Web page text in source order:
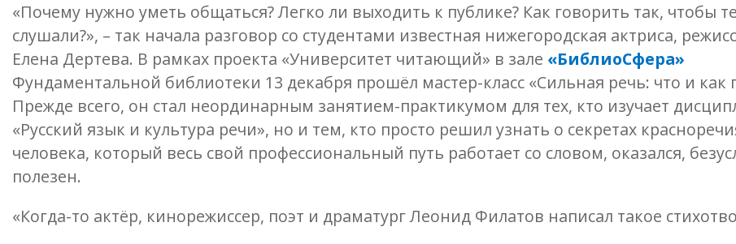
«Почему нужно уметь общаться? Легко ли выходить к публике? Как говорить так, чтобы
слушали?», – так начала разговор со студентами известная нижегородская актриса,
Елена Дертева. В рамках проекта «Университет читающий» в зале «БиблиоСфера»
Фундаментальной библиотеки 13 декабря прошёл мастер-класс «Сильная речь: что и как
Прежде всего, он стал неординарным занятием-практикумом для тех, кто изучает
«Русский язык и культура речи», но и тем, кто просто решил узнать о секретах
человека, который весь свой профессиональный путь работает со словом, оказался,
полезен.
«Когда-то актёр, кинорежиссер, поэт и драматург Леонид Филатов написал такое